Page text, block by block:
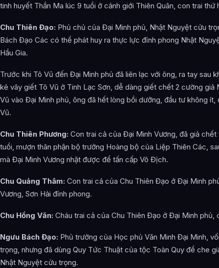
tinh huyết Thần Ma lúc 9 tuổi ở cảnh giới Thiên Quân, con trai thứ
Chu Thiên Đạo: Phủ chủ của Đại Minh phủ, Nhật Nguyệt cửu
Bách Đạo Các có thể phát huy ra thực lực đỉnh phong Nhật
Hầu Gia.
Trước khi Tô Vũ đến Đại Minh phủ đã liên lạc với ông, ra tay sau
kẻ vây giết Tô Vũ ở Tinh Lạc Sơn, dễ dàng giết chết 2 cường giả
Vũ vào Đại Minh phủ, ông đã hết lòng bồi dưỡng, đầu tư không ít,
Vũ.
Chu Thiên Phương: Con trai cả của Đại Minh Vương, đã giả
tuổi, mượn thân phận bộ trưởng Hoàng bộ của Liệp Thiên Các,
mà Đại Minh Vương nhặt được để tấn cấp Vô Địch.
Chu Quảng Thâm: Con trai cả của Chu Thiên Đạo ở Đại Minh
Vương, Sơn Hải đỉnh phong.
Chu Hồng Văn: Cháu trai cả của Chu Thiên Đạo ở Đại Minh phủ,
Ngưu Bách Đạo: Phủ trưởng của Học phủ Văn Minh Đại Minh,
trọng, nhưng đã dùng Quy Tức Thuật của tộc Toàn Quy để che
Nhật Nguyệt cửu trọng.